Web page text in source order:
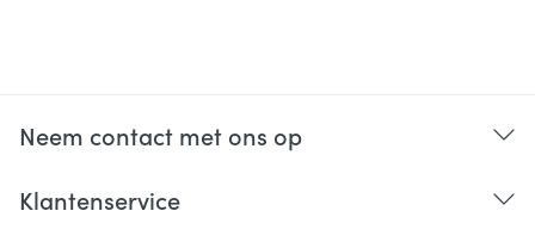
Neem contact met ons op
Klantenservice